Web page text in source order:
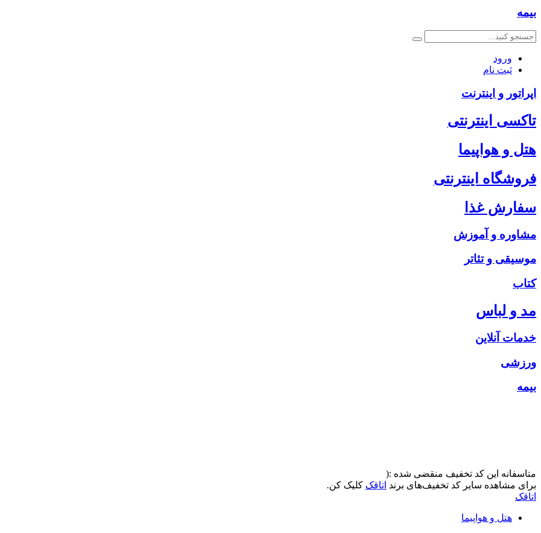
بیمه
ورود
ثبت نام
اپراتور و اینترنت
تاکسی اینترنتی
هتل و هواپیما
فروشگاه اینترنتی
سفارش غذا
مشاوره و آموزش
موسیقی و تئاتر
کتاب
مد و لباس
خدمات آنلاین
ورزشی
بیمه
متاسفانه این کد تخفیف منقضی شده :(
برای مشاهده سایر کد تخفیف‌های برند اتاقک کلیک کن.
اتاقک
هتل و هواپیما